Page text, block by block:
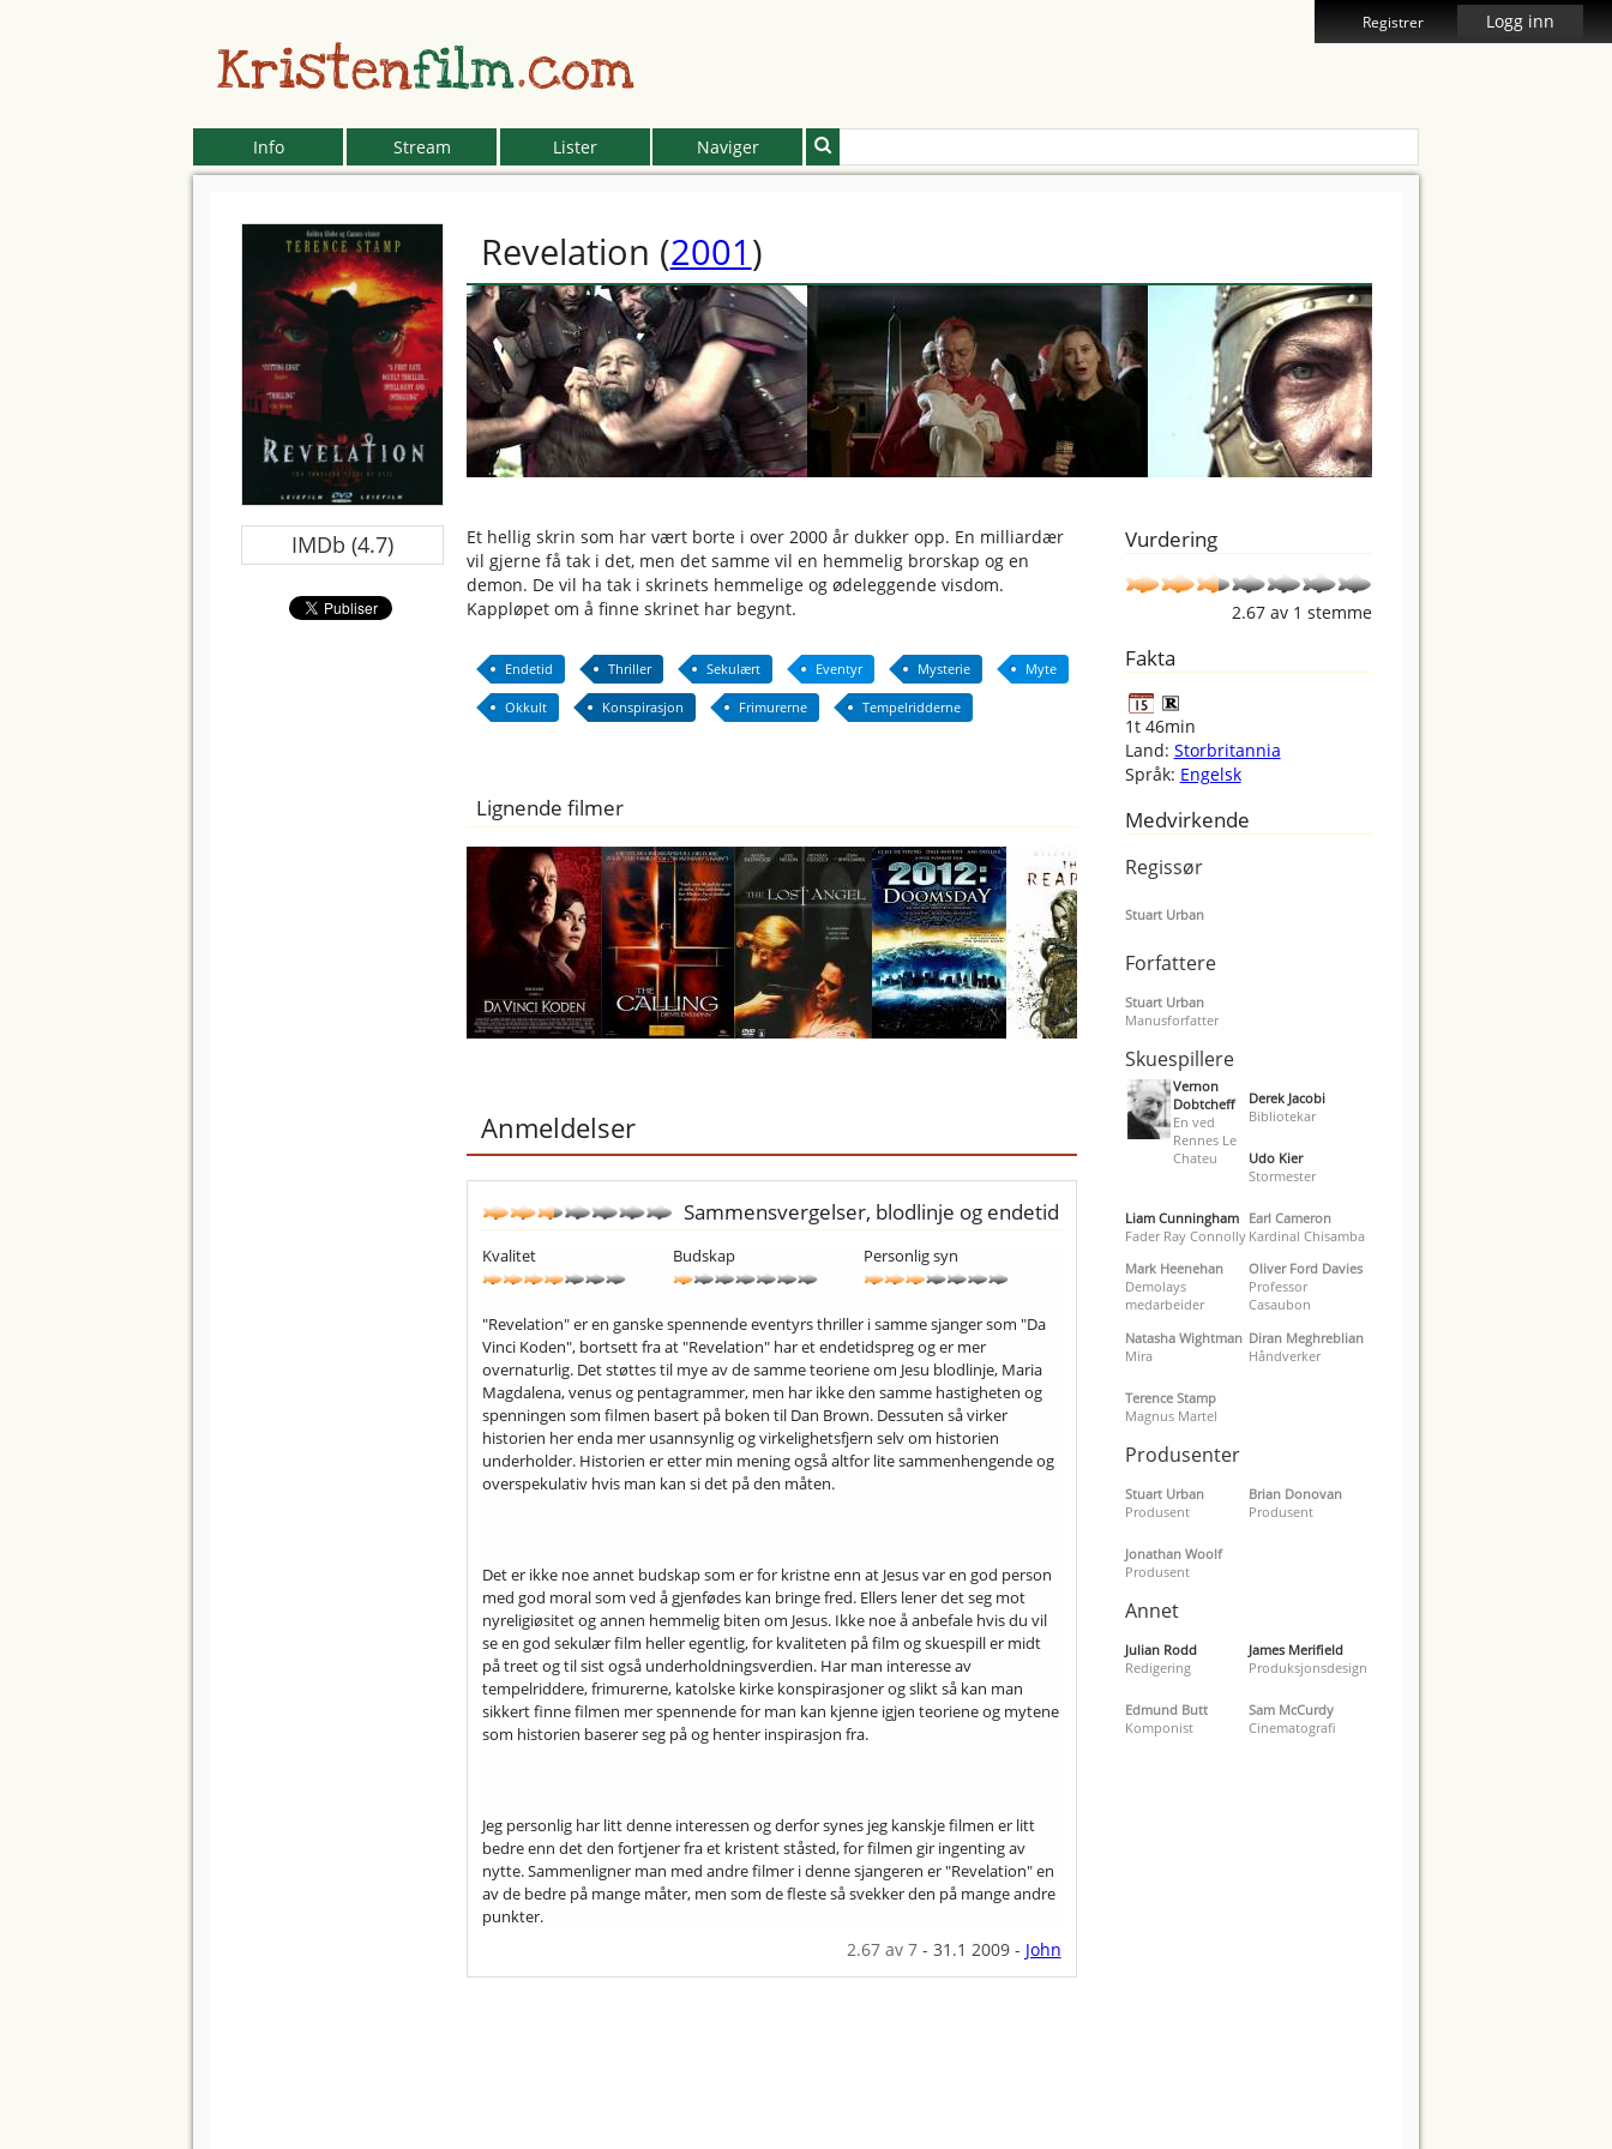
Registrer Logg inn
Kristenfilm.com
Info Stream Lister Naviger
IMDb (4.7)
Revelation (2001)
Et hellig skrin som har vært borte i over 2000 år dukker opp. En milliardær
vil gjerne få tak i det, men det samme vil en hemmelig brorskap og en
demon. De vil ha tak i skrinets hemmelige og ødeleggende visdom.
Kappløpet om å finne skrinet har begynt.
Endetid Thriller Sekulært Eventyr Mysterie Myte
Okkult Konspirasjon Frimurerne Tempelridderne
Vurdering
2.67 av 1 stemme
Fakta
1t 46min
Land: Storbritannia
Språk: Engelsk
Medvirkende
Regissør
Stuart Urban
Forfattere
Stuart Urban
Manusforfatter
Skuespillere
Vernon
Dobtcheff
En ved
Rennes Le
Chateu
Derek Jacobi
Bibliotekar
Udo Kier
Stormester
Liam Cunningham
Fader Ray Connolly
Earl Cameron
Kardinal Chisamba
Mark Heenehan
Demolays
medarbeider
Oliver Ford Davies
Professor
Casaubon
Natasha Wightman
Mira
Diran Meghreblian
Håndverker
Terence Stamp
Magnus Martel
Produsenter
Stuart Urban
Produsent
Brian Donovan
Produsent
Jonathan Woolf
Produsent
Annet
Julian Rodd
Redigering
James Merifield
Produksjonsdesign
Edmund Butt
Komponist
Sam McCurdy
Cinematografi
Lignende filmer
Anmeldelser
Sammensvergelser, blodlinje og endetid
Kvalitet Budskap Personlig syn
"Revelation" er en ganske spennende eventyrs thriller i samme sjanger som "Da
Vinci Koden", bortsett fra at "Revelation" har et endetidspreg og er mer
overnaturlig. Det støttes til mye av de samme teoriene om Jesu blodlinje, Maria
Magdalena, venus og pentagrammer, men har ikke den samme hastigheten og
spenningen som filmen basert på boken til Dan Brown. Dessuten så virker
historien her enda mer usannsynlig og virkelighetsfjern selv om historien
underholder. Historien er etter min mening også altfor lite sammenhengende og
overspekulativ hvis man kan si det på den måten.
Det er ikke noe annet budskap som er for kristne enn at Jesus var en god person
med god moral som ved å gjenfødes kan bringe fred. Ellers lener det seg mot
nyreligiøsitet og annen hemmelig biten om Jesus. Ikke noe å anbefale hvis du vil
se en god sekulær film heller egentlig, for kvaliteten på film og skuespill er midt
på treet og til sist også underholdningsverdien. Har man interesse av
tempelriddere, frimurerne, katolske kirke konspirasjoner og slikt så kan man
sikkert finne filmen mer spennende for man kan kjenne igjen teoriene og mytene
som historien baserer seg på og henter inspirasjon fra.
Jeg personlig har litt denne interessen og derfor synes jeg kanskje filmen er litt
bedre enn det den fortjener fra et kristent ståsted, for filmen gir ingenting av
nytte. Sammenligner man med andre filmer i denne sjangeren er "Revelation" en
av de bedre på mange måter, men som de fleste så svekker den på mange andre
punkter.
2.67av 7- 31.1 2009- John